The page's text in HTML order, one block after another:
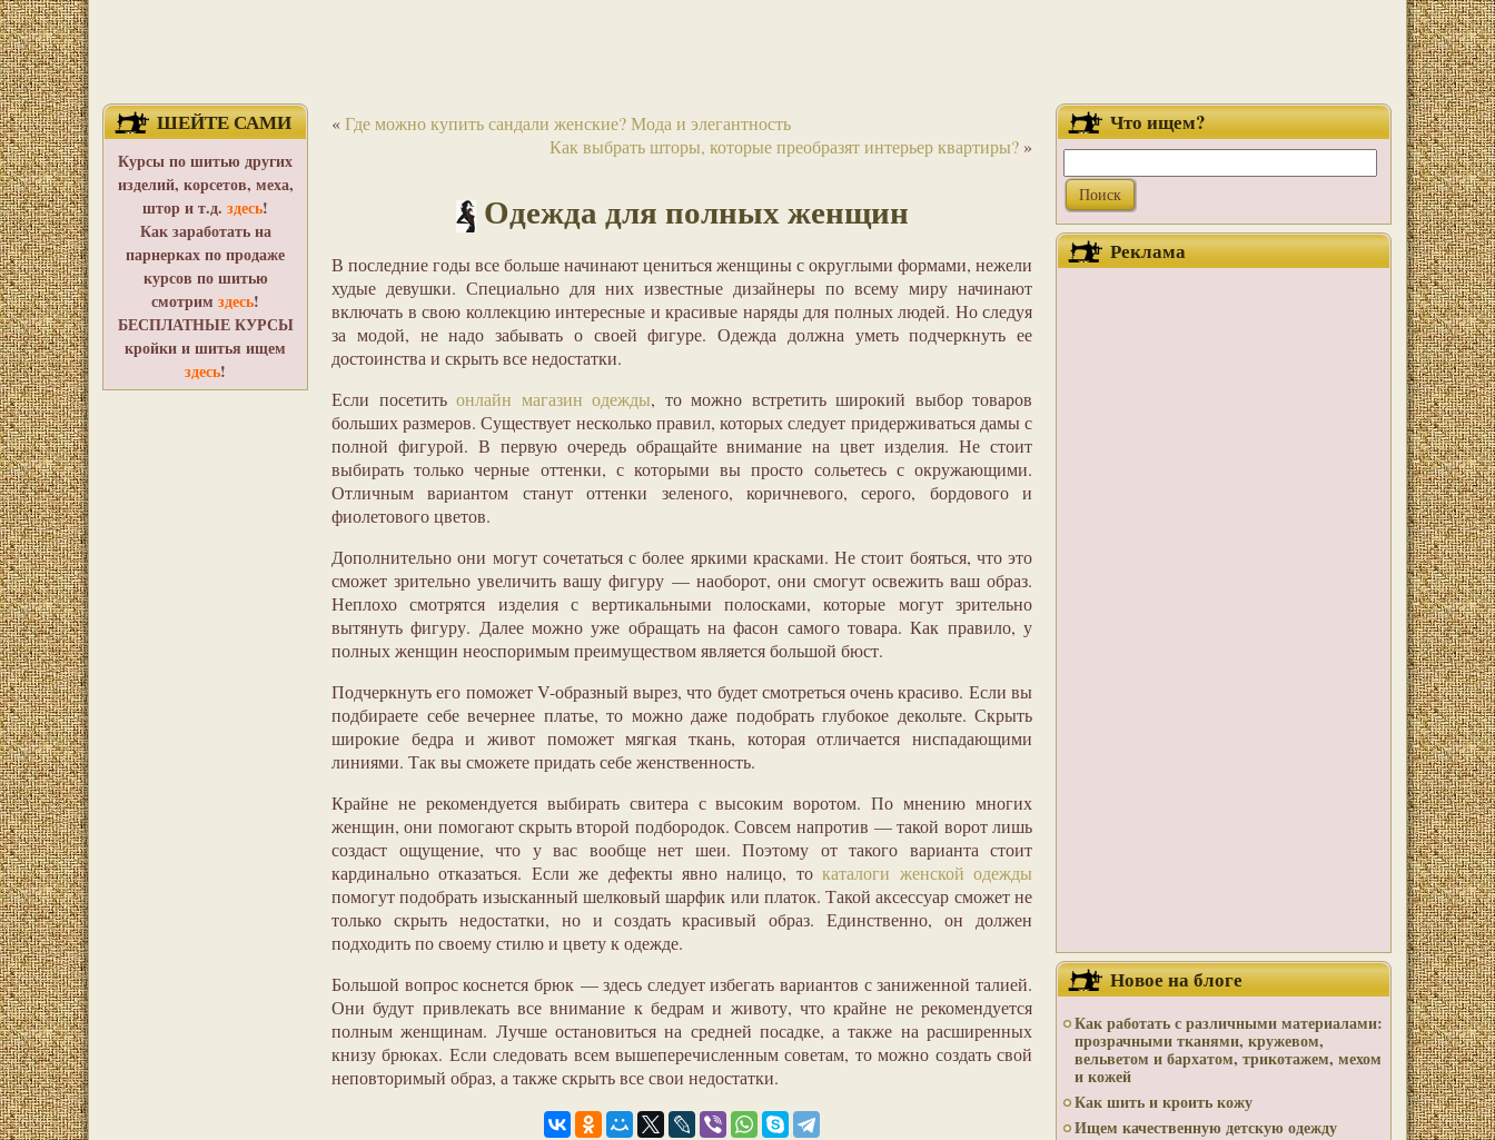
ШЕЙТЕ САМИ
Курсы по шитью других
изделий, корсетов, меха,
штор и т.д. здесь!
Как заработать на
парнерках по продаже
курсов по шитью
смотрим здесь!
БЕСПЛАТНЫЕ КУРСЫ
кройки и шитья ищем
здесь!
«Где можно купить сандали женские? Мода и элегантность
Как выбрать шторы, которые преобразят интерьер квартиры? »
Одежда для полных женщин
В последние годы все больше начинают цениться женщины с округлыми формами, нежели
худые девушки. Специально для них известные дизайнеры по всему миру начинают
включать в свою коллекцию интересные и красивые наряды для полных людей. Но следуя
за модой, не надо забывать о своей фигуре. Одежда должна уметь подчеркнуть ее
достоинства и скрыть все недостатки.
Если посетить онлайн магазин одежды, то можно встретить широкий выбор товаров
больших размеров. Существует несколько правил, которых следует придерживаться дамы с
полной фигурой. В первую очередь обращайте внимание на цвет изделия. Не стоит
выбирать только черные оттенки, с которыми вы просто сольетесь с окружающими.
Отличным вариантом станут оттенки зеленого, коричневого, серого, бордового и
фиолетового цветов.
Дополнительно они могут сочетаться с более яркими красками. Не стоит бояться, что это
сможет зрительно увеличить вашу фигуру — наоборот, они смогут освежить ваш образ.
Неплохо смотрятся изделия с вертикальными полосками, которые могут зрительно
вытянуть фигуру. Далее можно уже обращать на фасон самого товара. Как правило, у
полных женщин неоспоримым преимуществом является большой бюст.
Подчеркнуть его поможет V-образный вырез, что будет смотреться очень красиво. Если вы
подбираете себе вечернее платье, то можно даже подобрать глубокое декольте. Скрыть
широкие бедра и живот поможет мягкая ткань, которая отличается ниспадающими
линиями. Так вы сможете придать себе женственность.
Крайне не рекомендуется выбирать свитера с высоким воротом. По мнению многих
женщин, они помогают скрыть второй подбородок. Совсем напротив — такой ворот лишь
создаст ощущение, что у вас вообще нет шеи. Поэтому от такого варианта стоит
кардинально отказаться. Если же дефекты явно налицо, токаталоги женской одежды
помогут подобрать изысканный шелковый шарфик или платок. Такой аксессуар сможет не
только скрыть недостатки, но и создать красивый образ. Единственно, он должен
подходить по своему стилю и цвету к одежде.
Большой вопрос коснется брюк — здесь следует избегать вариантов с заниженной талией.
Они будут привлекать все внимание к бедрам и животу, что крайне не рекомендуется
полным женщинам. Лучше остановиться на средней посадке, а также на расширенных
книзу брюках. Если следовать всем вышеперечисленным советам, то можно создать свой
неповторимый образ, а также скрыть все свои недостатки.
Что ищем?
Реклама
Новое на блоге
Как работать с различными материалами:
прозрачными тканями, кружевом,
вельветом и бархатом, трикотажем, мехом
и кожей
Как шить и кроить кожу
Ищем качественную детскую одежду